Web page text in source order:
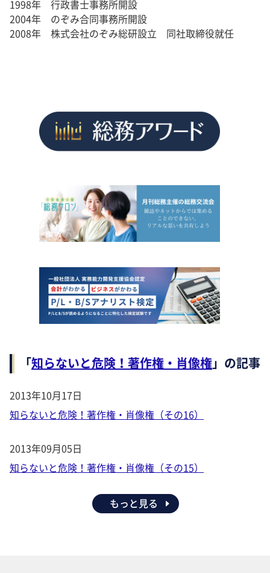
1998年 行政書士事務所開設
2004年 のぞみ合同事務所開設
2008年 株式会社のぞみ総研設立 同社取締役就任
「知らないと危険！著作権・肖像権」の記事
2013年10月17日
知らないと危険！著作権・肖像権（その16）
2013年09月05日
知らないと危険！著作権・肖像権（その15）
もっと見る